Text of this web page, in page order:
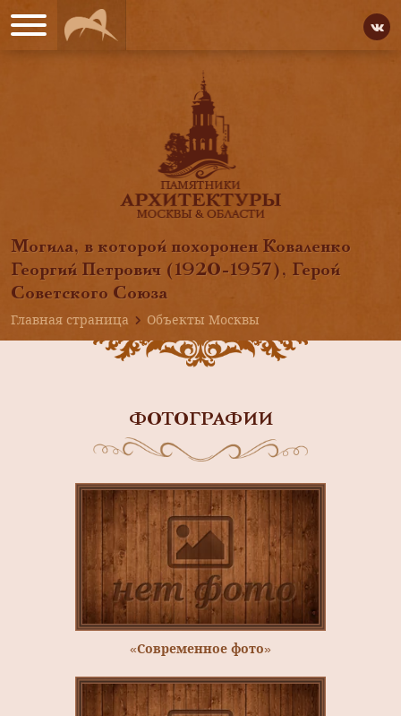
Могила, в которой похоронен Коваленко
Георгий Петрович (1920-1957), Герой
Советского Союза
Главная страница
Объекты Москвы
ФОТОГРАФИИ
«Современное фото»